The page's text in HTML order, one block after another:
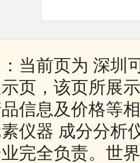
当前页为 深圳
页，该页所展
信息及价格等
仪器 成分分析
完全负责。世